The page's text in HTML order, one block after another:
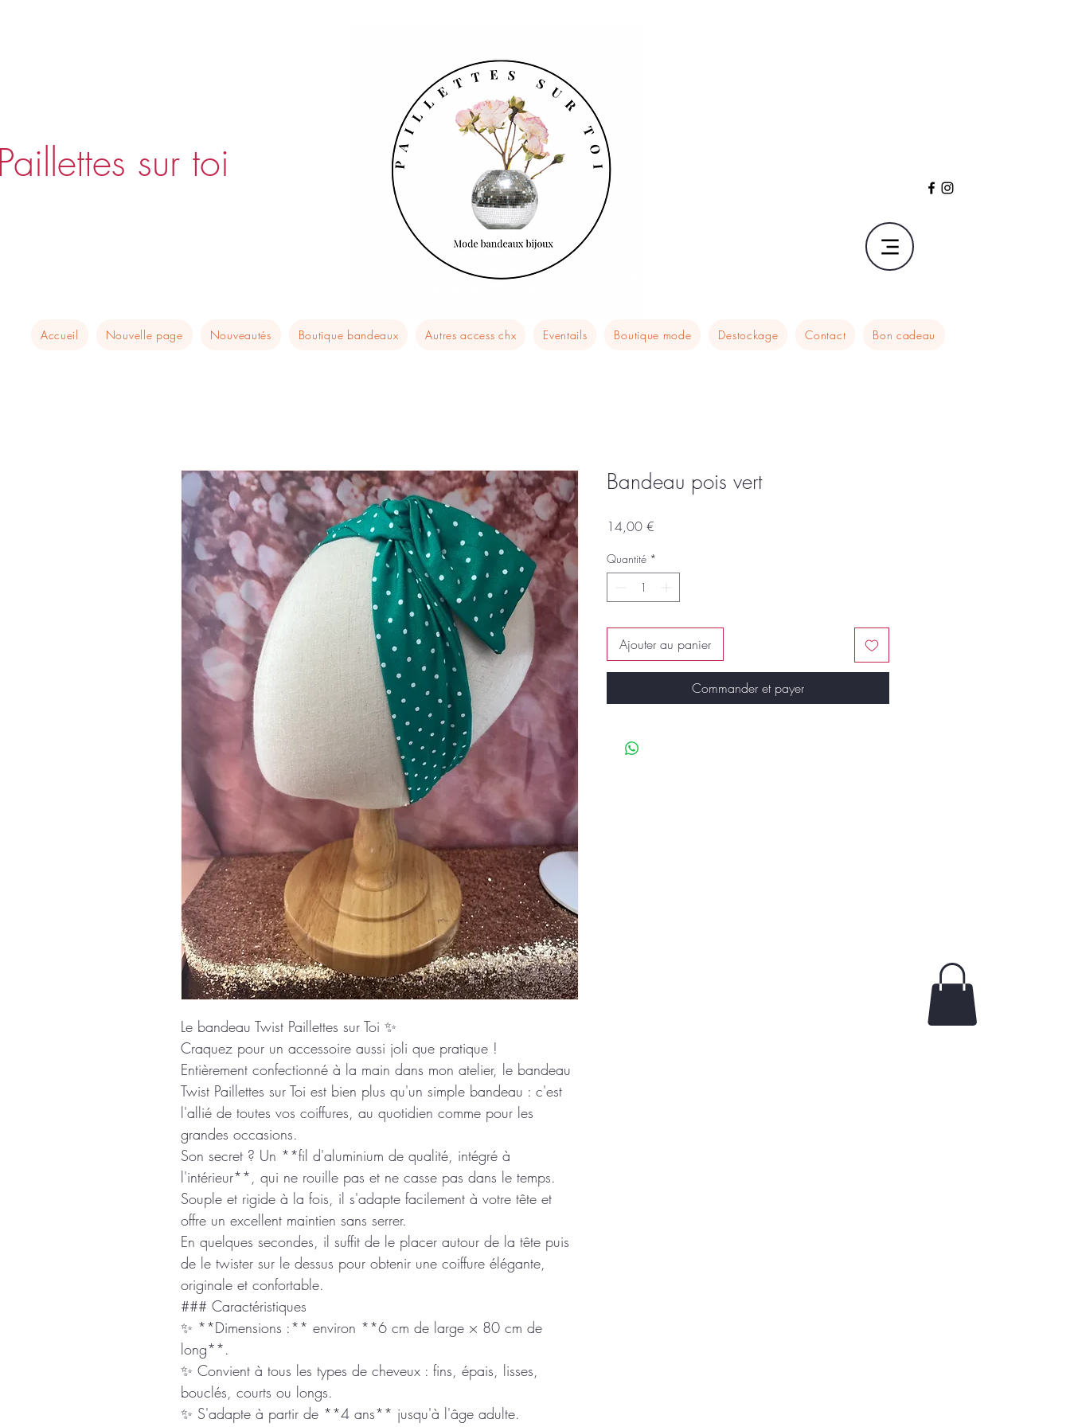
sur toi
Accueil Nouvelle page Nouveautés Boutique bandeaux Autres access chx Eventails Boutique mode Destockage Contact Bon cadeau
Le bandeau Twist Paillettes sur Toi ✨
Craquez pour un accessoire aussi joli que pratique !
Entièrement confectionné à la main dans mon atelier, le bandeau
Twist Paillettes sur Toi est bien plus qu'un simple bandeau : c'est
l'allié de toutes vos coiffures, au quotidien comme pour les
grandes occasions.
Son secret ? Un **fil d'aluminium de qualité, intégré à
l'intérieur**, qui ne rouille pas et ne casse pas dans le temps.
Souple et rigide à la fois, il s'adapte facilement à votre tête et
offre un excellent maintien sans serrer.
En quelques secondes, il suffit de le placer autour de la tête puis
de le twister sur le dessus pour obtenir une coiffure élégante,
originale et confortable.
### Caractéristiques
✨ **Dimensions :** environ **6 cm de large × 80 cm de
long**.
✨ Convient à tous les types de cheveux : fins, épais, lisses,
bouclés, courts ou longs.
✨ S'adapte à partir de **4 ans** jusqu'à l'âge adulte.
Bandeau pois vert
14,00 €
Quantité *
Ajouter au panier
Commander et payer